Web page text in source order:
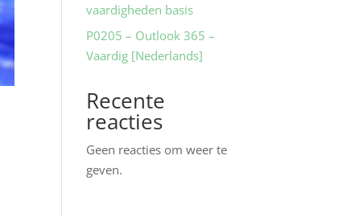
vaardigheden basis
P0205 – Outlook 365 –
Vaardig [Nederlands]
Recente
reacties
Geen reacties om weer te
geven.